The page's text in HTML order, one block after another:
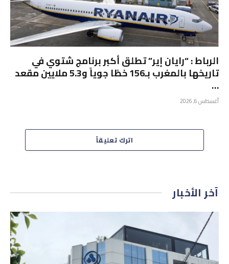
الرباط : “رايان إير” تطلق أكبر برنامج شتوي في
تاريخها بالمغرب بـ156 خطًا جوياً و5.3 ملايين مقعد
…
أغسطس 6, 2026
اترك تعليقاً
آخر الأخبار